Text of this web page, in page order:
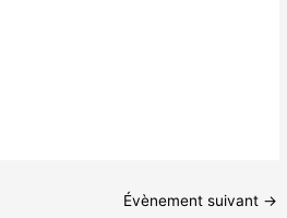
Évènement suivant →